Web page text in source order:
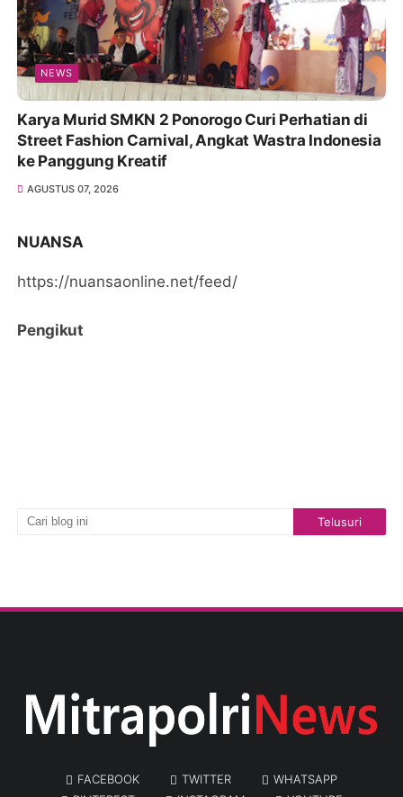
NEWS
Karya Murid SMKN 2 Ponorogo Curi Perhatian di
Street Fashion Carnival, Angkat Wastra Indonesia
ke Panggung Kreatif
AGUSTUS 07, 2026
NUANSA
https://nuansaonline.net/feed/
Pengikut
FACEBOOK TWITTER
WHATSAPP